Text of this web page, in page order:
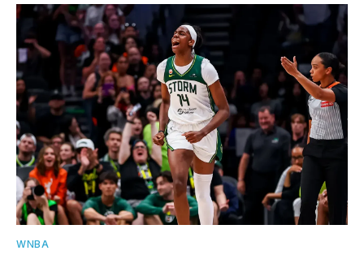
WNBA